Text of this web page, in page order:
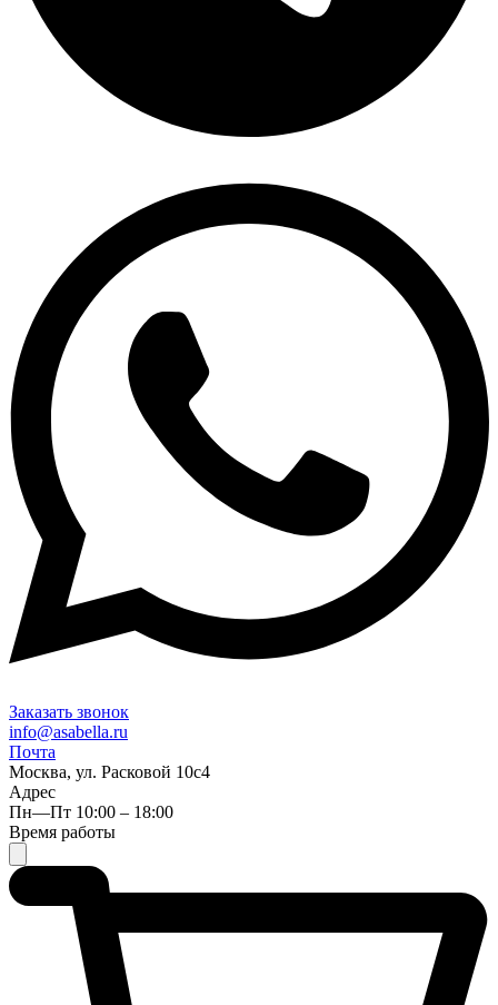
Заказать звонок
info@asabella.ru
Почта
Москва, ул. Расковой 10с4
Адрес
Пн—Пт 10:00 – 18:00
Время работы